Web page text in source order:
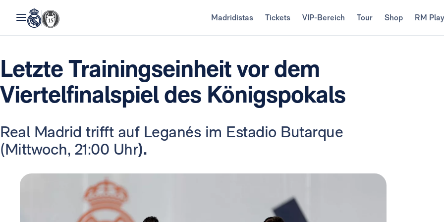
Madridistas Tickets VIP-Bereich Tour Shop RM Play
Letzte Trainingseinheit vor dem
Viertelfinalspiel des Königspokals
Real Madrid trifft auf Leganés im Estadio Butarque
(Mittwoch, 21:00 Uhr).